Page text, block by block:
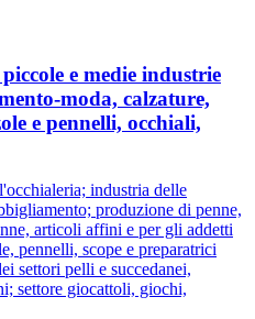
e medie industrie
moda, calzature,
e pennelli, occhiali,
industria delle
produzione di penne,
articoli affini e per gli addetti
pennelli, scope e preparatrici
settori pelli e succedanei,
settore giocattoli, giochi,